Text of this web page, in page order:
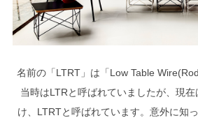
名前の「LTRT」は「Low Table
当時はLTRと呼ばれていましたが、現
け、LTRTと呼ばれています。意外に知